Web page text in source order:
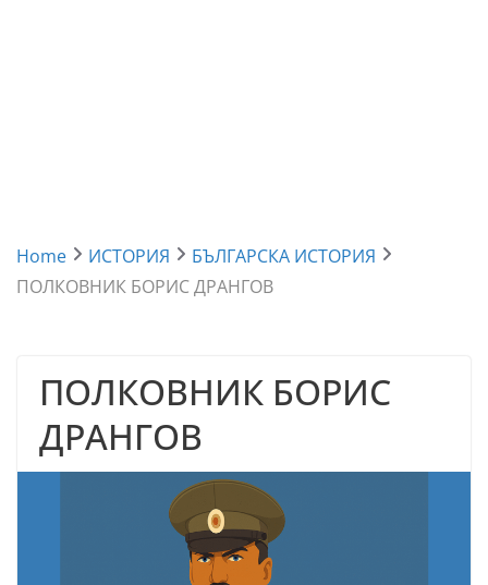
Home ИСТОРИЯ
БЪЛГАРСКА ИСТОРИЯ
ПОЛКОВНИК БОРИС ДРАНГОВ
ПОЛКОВНИК БОРИС
ДРАНГОВ